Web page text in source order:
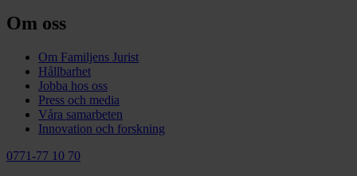
Om oss
Om Familjens Jurist
Hållbarhet
Jobba hos oss
Press och media
Våra samarbeten
Innovation och forskning
0771-77 10 70